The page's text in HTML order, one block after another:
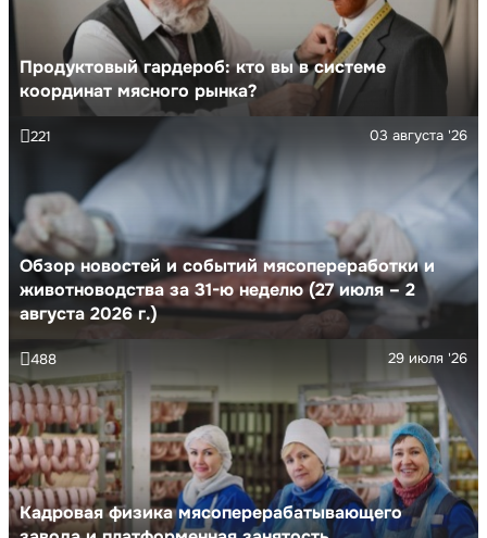
Продуктовый гардероб: кто вы в системе
координат мясного рынка?
Обзор новостей и событий мясопереработки и
животноводства за 31-ю неделю (27 июля – 2
августа 2026 г.)
03 августа '26
221
Кадровая физика мясоперерабатывающего
29 июля '26
488